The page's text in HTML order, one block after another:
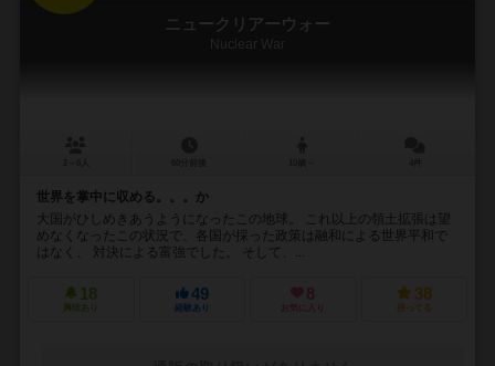
ニュークリアーウォー
Nuclear War
世界を掌中に収める。。。か
大国がひしめきあうようになったこの地球。 これ以上の領土拡張は望
めなくなったこの状況で、各国が採った政策は融和による世界平和で
はなく、 対決による富強でした。 そして、...
18
興味あり
49
経験あり
8
お気に入り
38
持ってる